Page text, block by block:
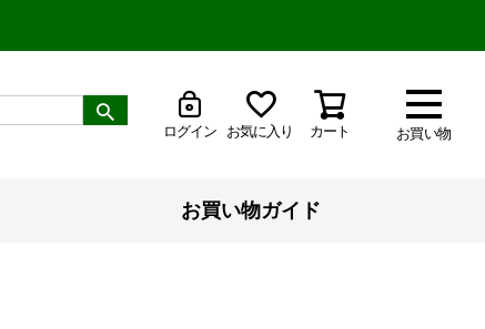
お買い物
ログイン お気に入り カート
お買い物ガイド